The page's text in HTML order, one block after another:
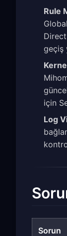
Rule
geçiş
için
Log
Sorun